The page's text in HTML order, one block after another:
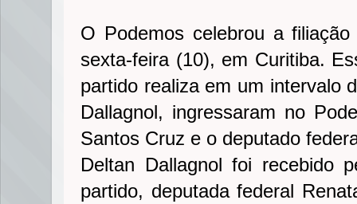
O Podemos celebrou a
sexta-feira (10), em Curitiba.
partido realiza em um intervalo
Dallagnol, ingressaram no
Santos Cruz e o deputado
Deltan Dallagnol foi recebido
partido, deputada federal